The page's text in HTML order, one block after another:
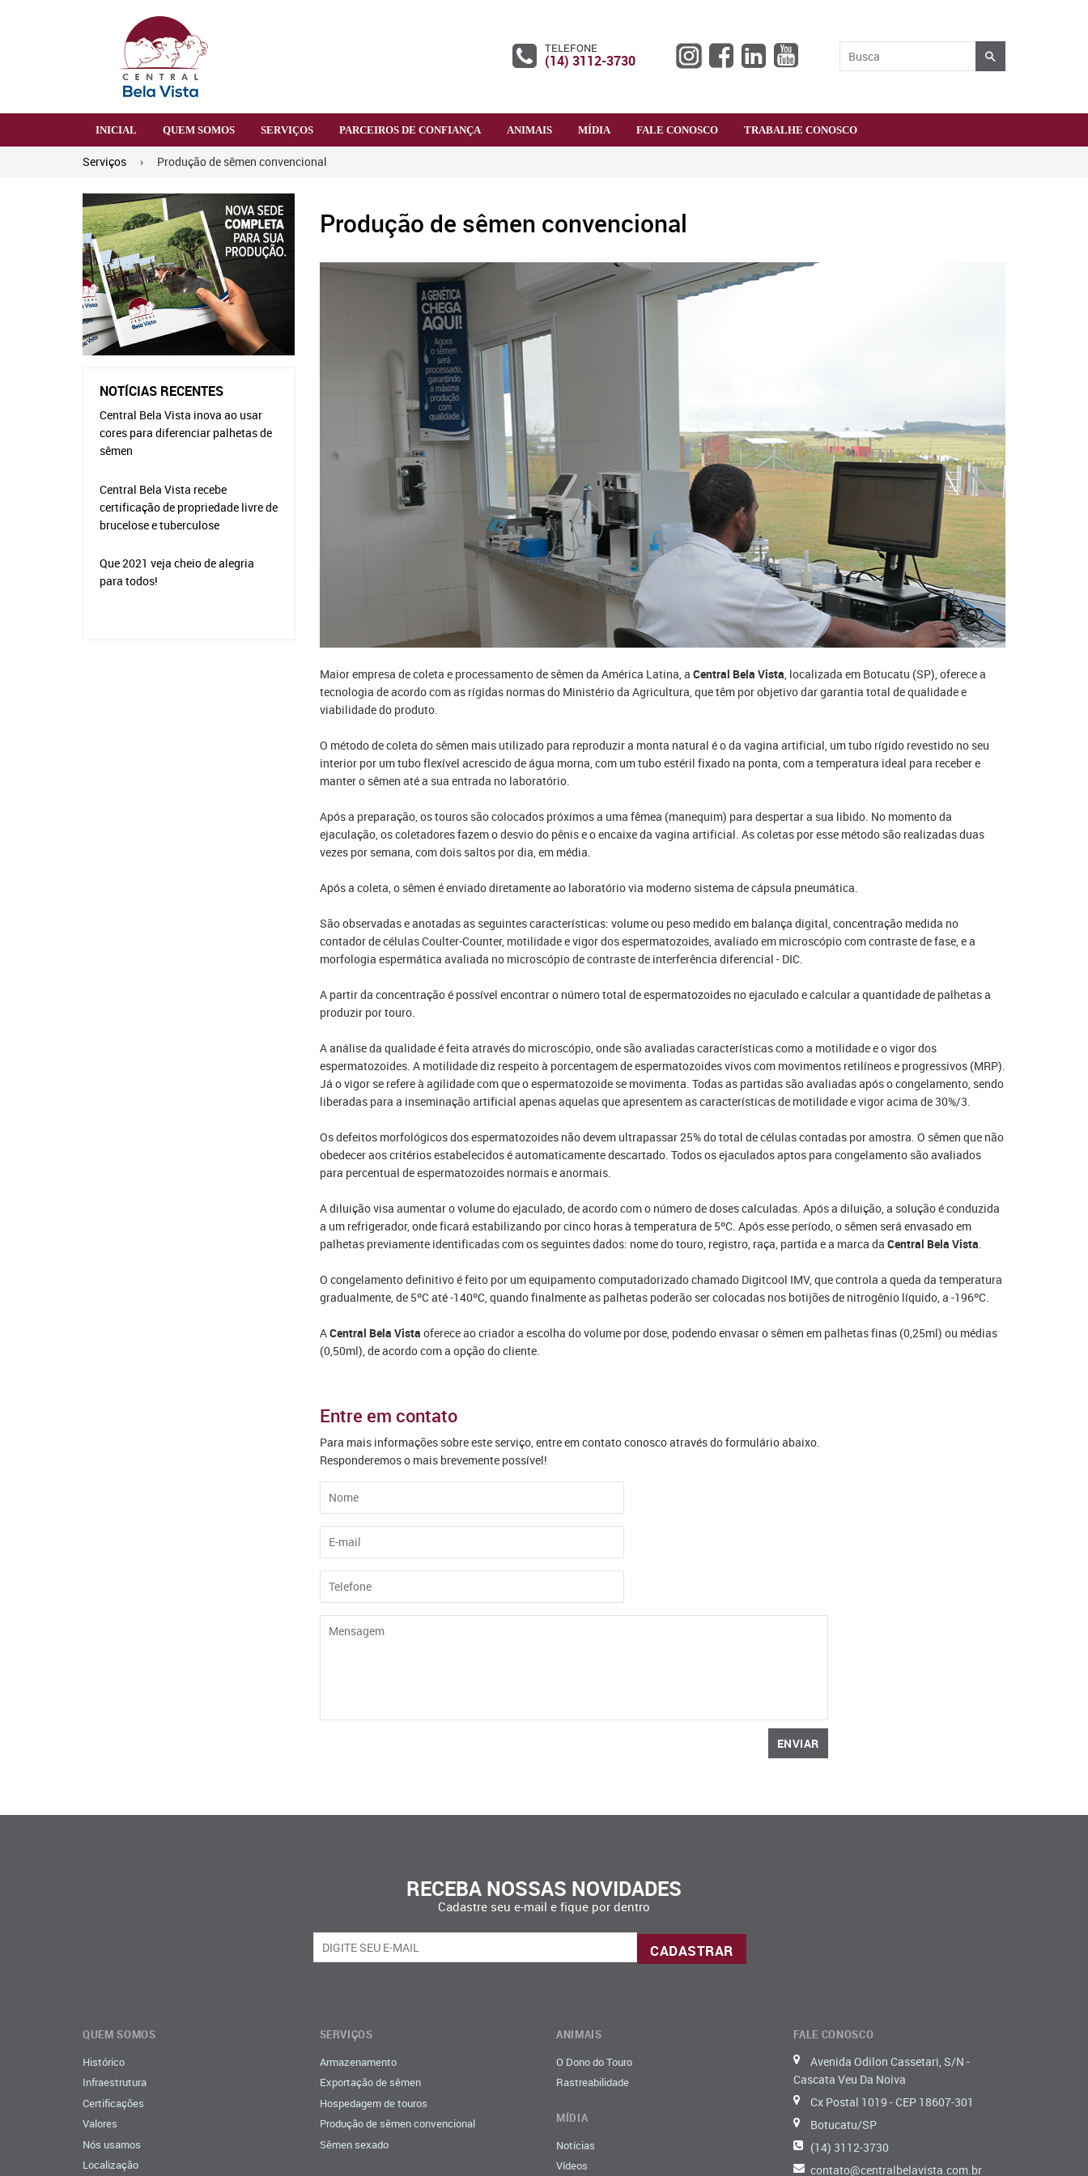
TELEFONE
(14) 3112-3730
INICIAL QUEM SOMOS SERVIÇOS PARCEIROS DE CONFIANÇA ANIMAIS MÍDIA FALE CONOSCO TRABALHE CONOSCO
Serviços › Produção de sêmen convencional
Produção de sêmen convencional
Maior empresa de coleta e processamento de sêmen da América Latina, a Central Bela Vista , localizada em Botucatu (SP), oferece a
tecnologia de acordo com as rígidas normas do Ministério da Agricultura, que têm por objetivo dar garantia total de qualidade e
viabilidade do produto.
O método de coleta do sêmen mais utilizado para reproduzir a monta natural é o da vagina artificial, um tubo rígido revestido no seu
interior por um tubo flexível acrescido de água morna, com um tubo estéril fixado na ponta, com a temperatura ideal para receber e
manter o sêmen até a sua entrada no laboratório.
Após a preparação, os touros são colocados próximos a uma fêmea (manequim) para despertar a sua libido. No momento da
ejaculação, os coletadores fazem o desvio do pênis e o encaixe da vagina artificial. As coletas por esse método são realizadas duas
vezes por semana, com dois saltos por dia, em média.
Após a coleta, o sêmen é enviado diretamente ao laboratório via moderno sistema de cápsula pneumática.
São observadas e anotadas as seguintes características: volume ou peso medido em balança digital, concentração medida no
contador de células Coulter-Counter, motilidade e vigor dos espermatozoides, avaliado em microscópio com contraste de fase, e a
morfologia espermática avaliada no microscópio de contraste de interferência diferencial - DIC.
A partir da concentração é possível encontrar o número total de espermatozoides no ejaculado e calcular a quantidade de palhetas a
produzir por touro.
A análise da qualidade é feita através do microscópio, onde são avaliadas características como a motilidade e o vigor dos
espermatozoides. A motilidade diz respeito à porcentagem de espermatozoides vivos com movimentos retilíneos e progressivos (MRP).
Já o vigor se refere à agilidade com que o espermatozoide se movimenta. Todas as partidas são avaliadas após o congelamento, sendo
liberadas para a inseminação artificial apenas aquelas que apresentem as características de motilidade e vigor acima de 30%/3.
Os defeitos morfológicos dos espermatozoides não devem ultrapassar 25% do total de células contadas por amostra. O sêmen que não
obedecer aos critérios estabelecidos é automaticamente descartado. Todos os ejaculados aptos para congelamento são avaliados
para percentual de espermatozoides normais e anormais.
A diluição visa aumentar o volume do ejaculado, de acordo com o número de doses calculadas. Após a diluição, a solução é conduzida
a um refrigerador, onde ficará estabilizando por cinco horas à temperatura de 5ºC. Após esse período, o sêmen será envasado em
palhetas previamente identificadas com os seguintes dados: nome do touro, registro, raça, partida e a marca da Central Bela Vista
O congelamento definitivo é feito por um equipamento computadorizado chamado Digitcool IMV, que controla a queda da temperatura
gradualmente, de 5ºC até -140ºC, quando finalmente as palhetas poderão ser colocadas nos botijões de nitrogênio líquido, a -196ºC.
ACentral Bela Vista oferece ao criador a escolha do volume por dose, podendo envasar o sêmen em palhetas finas (0,25ml) ou médias
(0,50ml), de acordo com a opção do cliente.
Entre em contato
Para mais informações sobre este serviço, entre em contato conosco através do formulário abaixo.
Responderemos o mais brevemente possível!
NOTÍCIAS RECENTES
Central Bela Vista inova ao usar
cores para diferenciar palhetas de
sêmen
Central Bela Vista recebe
certificação de propriedade livre de
brucelose e tuberculose
Que 2021 veja cheio de alegria
para todos!
RECEBA NOSSAS NOVIDADES
Cadastre seu e-mail e fique por dentro
QUEM SOMOS
Histórico
Infraestrutura
Certificações
Valores
Nós usamos
Localização
SERVIÇOS
Armazenamento
Exportação de sêmen
Hospedagem de touros
Produção de sêmen convencional
Sêmen sexado
ANIMAIS
O Dono do Touro
Rastreabilidade
MÍDIA
Notícias
Vídeos
FALE CONOSCO
Avenida Odilon Cassetari, S/N -
Cascata Veu Da Noiva
Cx Postal 1019 - CEP 18607-301
Botucatu/SP
(14) 3112-3730
contato@centralbelavista.com.br